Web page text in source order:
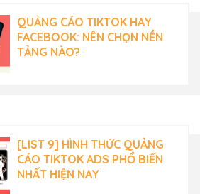
QUẢNG CÁO TIKTOK HAY
FACEBOOK: NÊN CHỌN NỀN
TẢNG NÀO?
[LIST 9] HÌNH THỨC QUẢNG
CÁO TIKTOK ADS PHỔ BIẾN
NHẤT HIỆN NAY